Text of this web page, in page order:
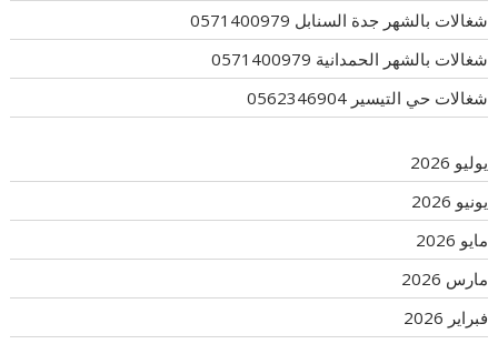
شغالات بالشهر جدة السنابل 0571400979
شغالات بالشهر الحمدانية 0571400979
شغالات حي التيسير 0562346904
يوليو 2026
يونيو 2026
مايو 2026
مارس 2026
فبراير 2026